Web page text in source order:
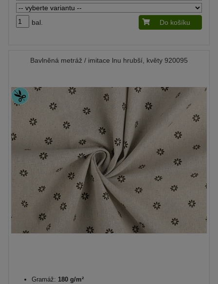
bal. Do košíku
Bavlněná metráž / imitace lnu hrubší, květy 920095
Gramáž: 180 g/m²